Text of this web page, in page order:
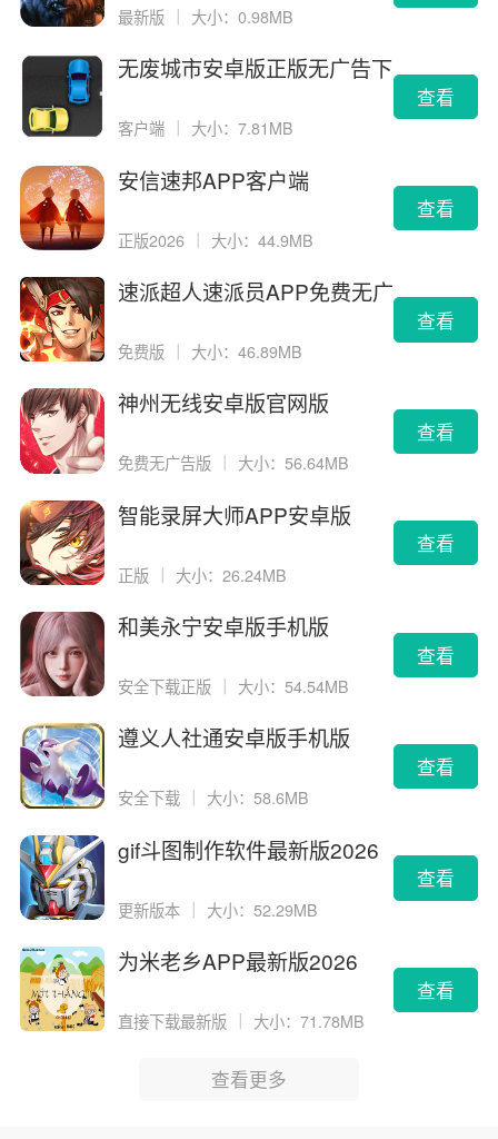
最新版 大小：0.98MB
无废城市安卓版正版无广告下
客户端 大小：7.81MB
查看
安信速邦APP客户端
正版2026 ｜ 大小：44.9MB
查看
速派超人速派员APP免费无广
免费版 大小：46.89MB
查看
神州无线安卓版官网版
免费无广告版 大小：56.64MB
查看
智能录屏大师APP安卓版
正版 ｜ 大小：26.24MB
查看
和美永宁安卓版手机版
安全下载正版 大小：54.54MB
查看
遵义人社通安卓版手机版
安全下载 大小：58.6MB
查看
gif斗图制作软件最新版2026
更新版本 ｜ 大小：52.29MB
查看
为米老乡APP最新版2026
直接下载最新版 大小：71.78MB
查看
查看更多